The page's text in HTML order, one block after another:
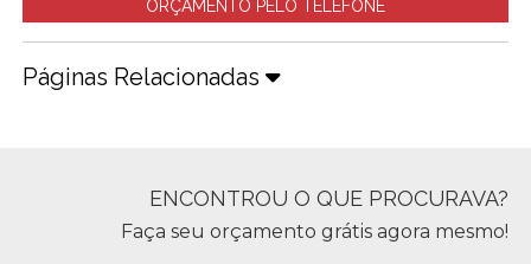
ORÇAMENTO PELO TELEFONE
Páginas Relacionadas
ENCONTROU O QUE PROCURAVA?
Faça seu orçamento grátis agora mesmo!